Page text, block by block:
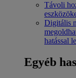
Távoli
Digitális
hatással
Egyéb